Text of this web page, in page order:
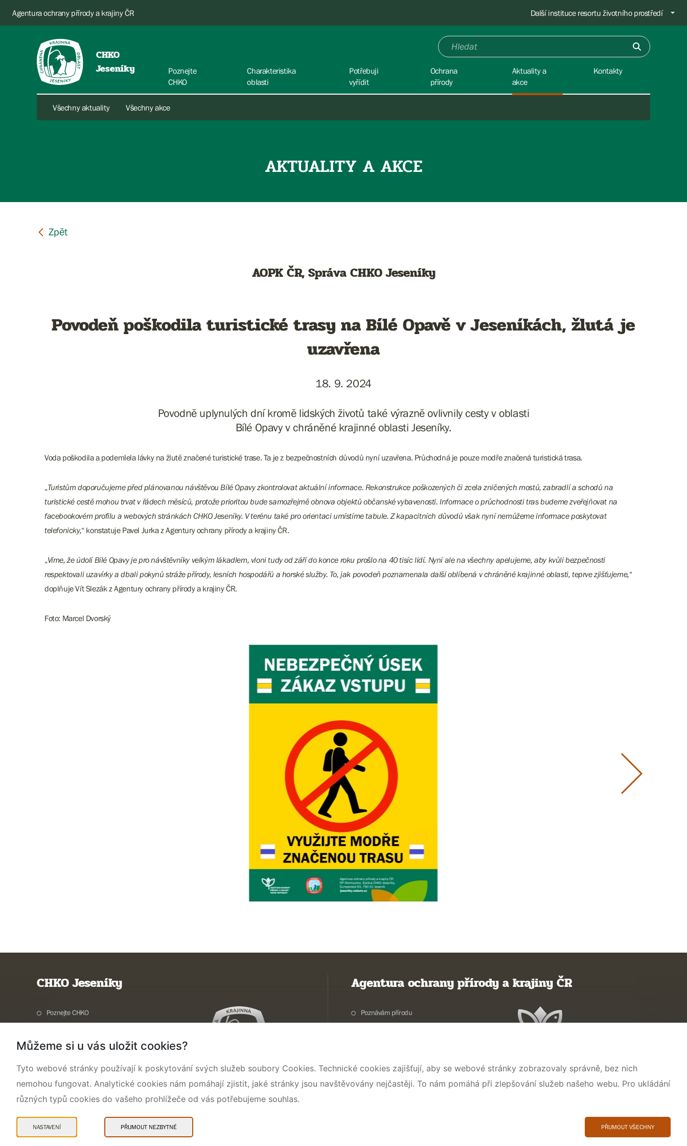
Agentura ochrany přírody a krajiny ČR Další instituce resortu životního prostředí
CHKO
Jeseníky
Poznejte
CHKO
Charakteristika
oblasti
Potřebuji
vyřídit
Ochrana
přírody
Aktuality a
akce
Všechny aktuality Všechny akce
Kontakty
AKTUALITY A AKCE
AOPK ČR, Správa CHKO Jeseníky
Povodeň poškodila turistické trasy na Bílé Opavě v Jeseníkách, žlutá je
uzavřena
18. 9. 2024
Povodně uplynulých dní kromě lidských životů také výrazně ovlivnily cesty v oblasti
Bílé Opavy v chráněné krajinné oblasti Jeseníky.
Voda poškodila a podemlela lávky na žlutě značené turistické trase. Ta je z bezpečnostních důvodů nyní uzavřena. Průchodná je pouze modře značená turistická trasa.
„Turistům doporučujeme před plánovanou návštěvou Bílé Opavy zkontrolovat aktuální informace. Rekonstrukce poškozených či zcela zničených mostů, zabradlí a schodů na
turistické cestě mohou trvat v řádech měsíců, protože prioritou bude samozřejmě obnova objektů občanské vybavenosti. Informace o průchodnosti tras budeme zveřejňovat na
facebookovém profilu a webových stránkách CHKO Jeseníky. V terénu také pro orientaci umístíme tabule. Z kapacitních důvodů však nyní nemůžeme informace poskytovat
telefonicky,“ konstatuje Pavel Jurka z Agentury ochrany přírody a krajiny ČR.
„Víme, že údolí Bílé Opavy je pro návštěvníky velkým lákadlem, vloni tudy od září do konce roku prošlo na 40 tisíc lidí. Nyní ale na všechny apelujeme, aby kvůli bezpečnosti
respektovali uzavírky a dbali pokynů stráže přírody, lesních hospodářů a horské služby. To, jak povodeň poznamenala další oblíbená v chráněné krajinné oblasti, teprve zjišťujeme,“
doplňuje Vít Slezák z Agentury ochrany přírody a krajiny ČR.
Foto: Marcel Dvorský
CHKO Jeseníky
Poznejte CHKO
Ochrana přírody
Aktuality a akce
Kontakty
Agentura ochrany přírody a krajiny ČR
Poznávám přírodu
Dokumentujeme přírodu
O nás
Mapa webu Prohlášení o přístupnosti Cookies Snadné čtení
Můžeme si u vás uložit cookies?
Tyto webové stránky používají k poskytování svých služeb soubory Cookies. Technické cookies zajišťují, aby se webové stránky zobrazovaly správně, bez nich
nemohou fungovat. Analytické cookies nám pomáhají zjistit, jaké stránky jsou navštěvovány nejčastěji. To nám pomáhá při zlepšování služeb našeho webu. Pro ukládání
různých typů cookies do vašeho prohlížeče od vás potřebujeme souhlas.
NASTAVENÍ PŘIJMOUT NEZBYTNÉ PŘIJMOUT VŠECHNY